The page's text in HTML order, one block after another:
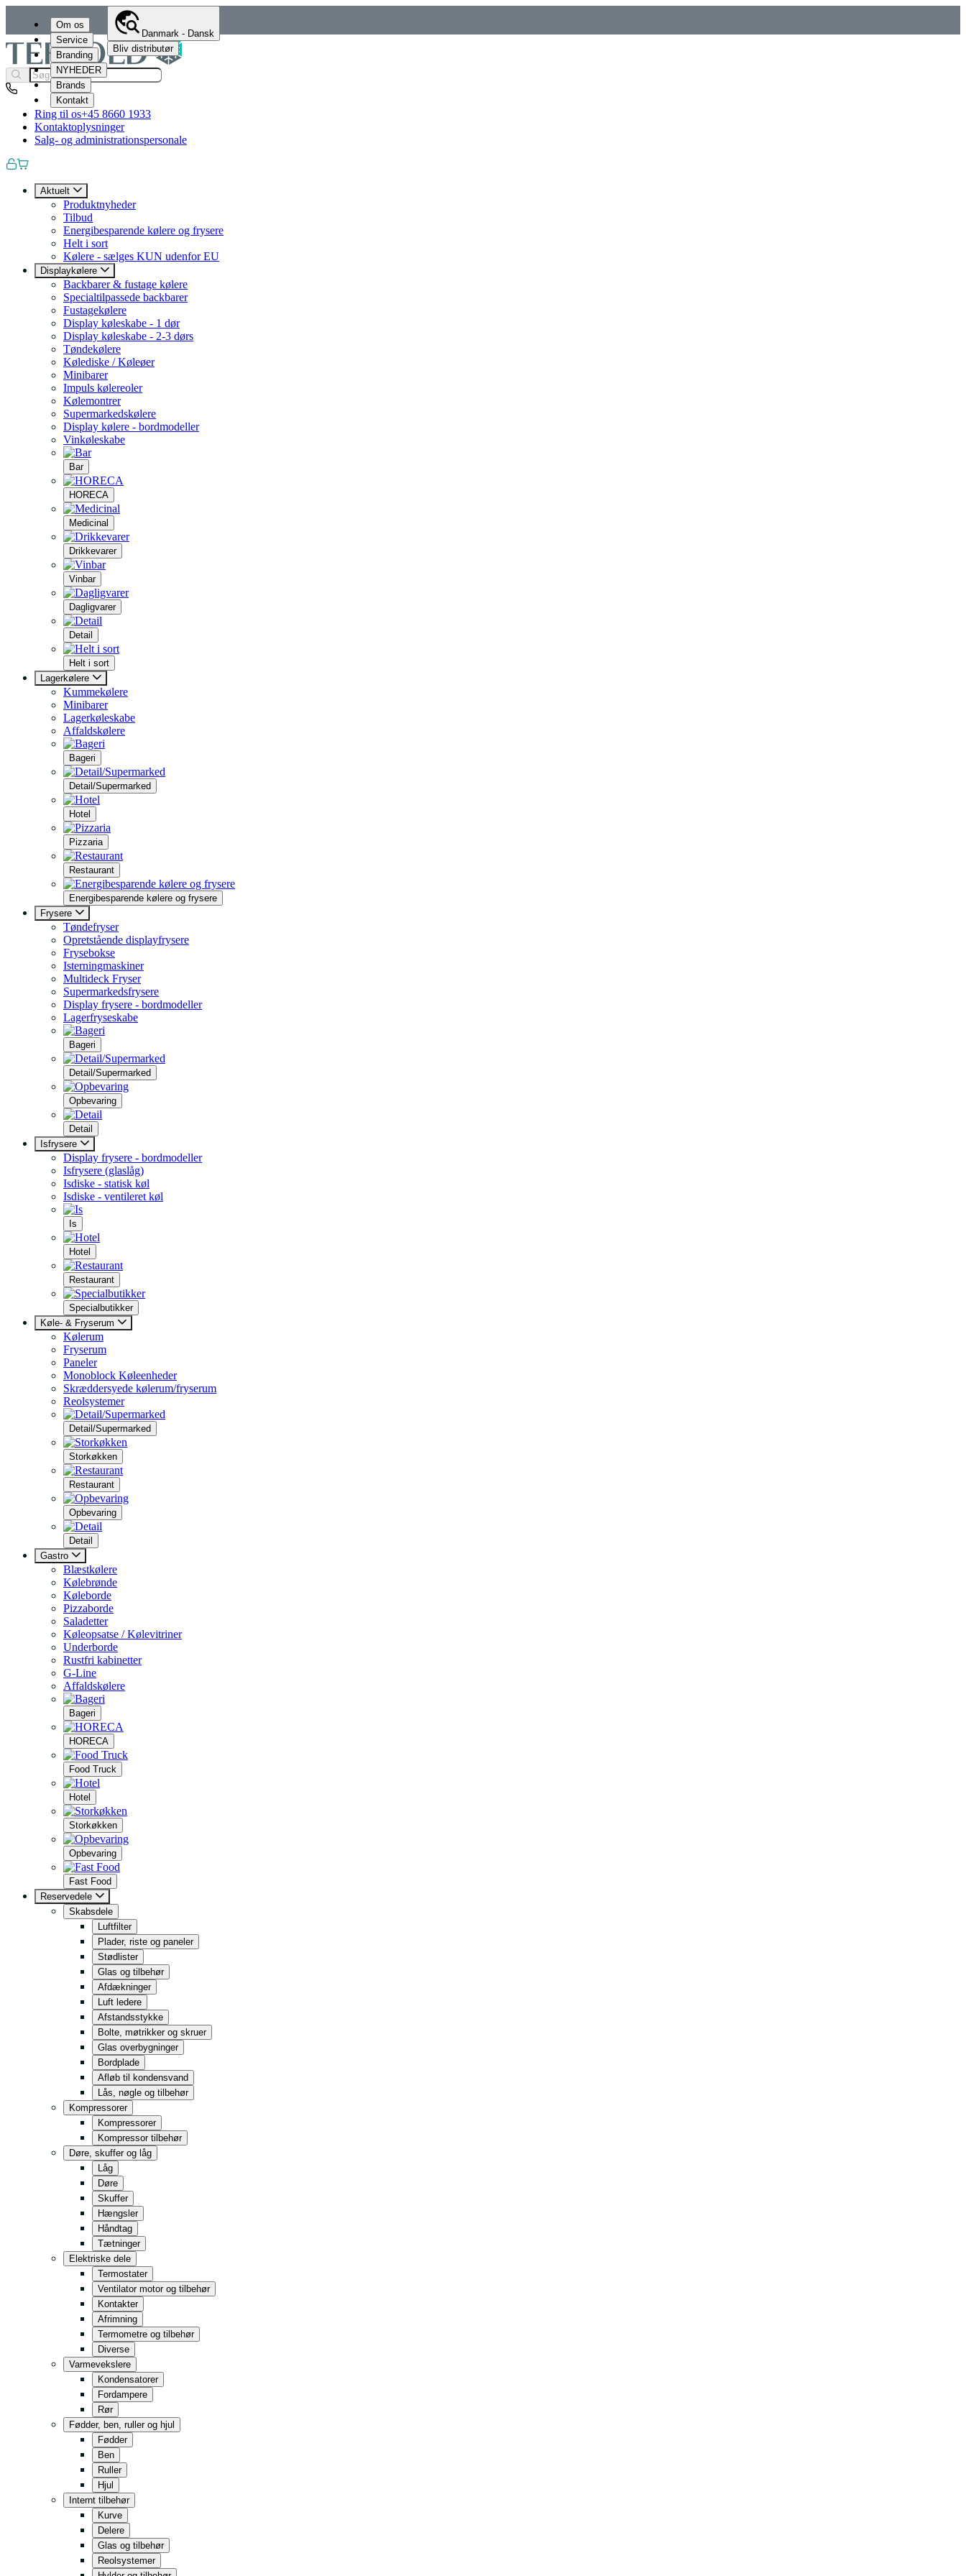
Om os
Service
Branding
NYHEDER
Brands
Kontakt
Danmark - Dansk
Bliv distributør
Ring til os+45 8660 1933
Kontaktoplysninger
Salg- og administrationspersonale
Aktuelt
Produktnyheder
Tilbud
Energibesparende kølere og frysere
Helt i sort
Kølere - sælges KUN udenfor EU
Displaykølere
Backbarer & fustage kølere
Specialtilpassede backbarer
Fustagekølere
Display køleskabe - 1 dør
Display køleskabe - 2-3 dørs
Tøndekølere
Kølediske / Køleøer
Minibarer
Impuls kølereoler
Kølemontrer
Supermarkedskølere
Display kølere - bordmodeller
Vinkøleskabe
Bar
HORECA
Medicinal
Drikkevarer
Vinbar
Dagligvarer
Detail
Helt i sort
Lagerkølere
Kummekølere
Minibarer
Lagerkøleskabe
Affaldskølere
Bageri
Detail/Supermarked
Hotel
Pizzaria
Restaurant
Energibesparende kølere og frysere
Frysere
Tøndefryser
Opretstående displayfrysere
Frysebokse
Isterningmaskiner
Multideck Fryser
Supermarkedsfrysere
Display frysere - bordmodeller
Lagerfryseskabe
Bageri
Detail/Supermarked
Opbevaring
Detail
Isfrysere
Display frysere - bordmodeller
Isfrysere (glaslåg)
Isdiske - statisk køl
Isdiske - ventileret køl
Is
Hotel
Restaurant
Specialbutikker
Køle- & Fryserum
Kølerum
Fryserum
Paneler
Monoblock Køleenheder
Skræddersyede kølerum/fryserum
Reolsystemer
Detail/Supermarked
Storkøkken
Restaurant
Opbevaring
Detail
Gastro
Blæstkølere
Kølebrønde
Køleborde
Pizzaborde
Saladetter
Køleopsatse / Kølevitriner
Underborde
Rustfri kabinetter
G-Line
Affaldskølere
Bageri
HORECA
Food Truck
Hotel
Storkøkken
Opbevaring
Fast Food
Reservedele
Skabsdele
Luftfilter
Plader, riste og paneler
Stødlister
Glas og tilbehør
Afdækninger
Luft ledere
Afstandsstykke
Bolte, møtrikker og skruer
Glas overbygninger
Bordplade
Afløb til kondensvand
Lås, nøgle og tilbehør
Kompressorer
Kompressorer
Kompressor tilbehør
Døre, skuffer og låg
Låg
Døre
Skuffer
Hængsler
Håndtag
Tætninger
Elektriske dele
Termostater
Ventilator motor og tilbehør
Kontakter
Afrimning
Termometre og tilbehør
Diverse
Varmevekslere
Kondensatorer
Fordampere
Rør
Fødder, ben, ruller og hjul
Fødder
Ben
Ruller
Hjul
Internt tilbehør
Kurve
Delere
Glas og tilbehør
Reolsystemer